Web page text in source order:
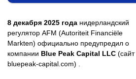
8 декабря 2025 года нидерландский
регулятор AFM (Autoriteit Financiële
Markten) официально предупредил о
компании Blue Peak Capital LLC (сайт
bluepeak-capital.com) .